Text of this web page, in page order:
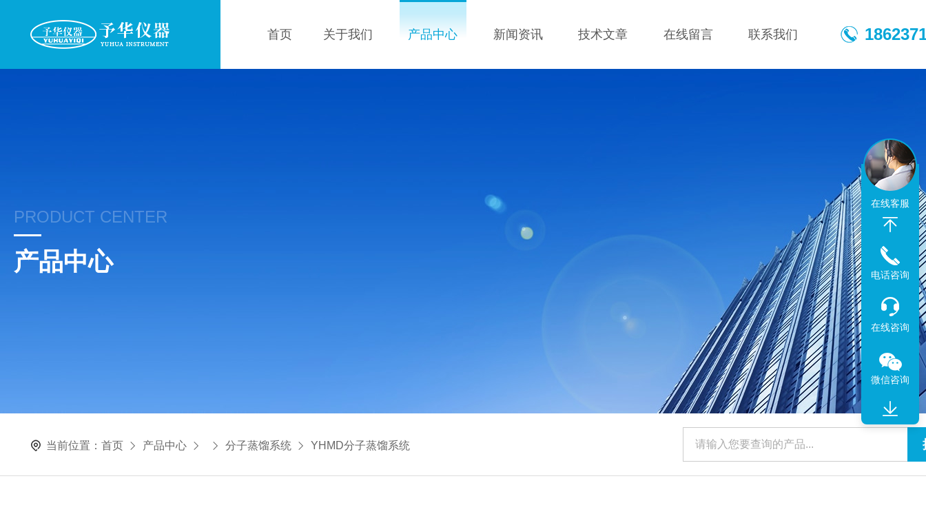
首页 关于我们 产品中心 新闻资讯 技术文章 在线留言 联系我们
PRODUCT CENTER
产品中心
当前位置：首页 产品中心 分子蒸馏系统 YHMD分子蒸馏系统
在线客服
电话咨询
在线咨询
微信咨询